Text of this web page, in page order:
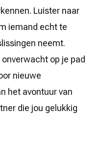
Luister naar
iemand echt te
neemt.
op je pad
nieuwe
het avontuur van
die jou gelukkig